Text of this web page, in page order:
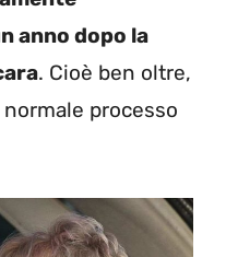
anno dopo la
. Cioè ben oltre,
processo